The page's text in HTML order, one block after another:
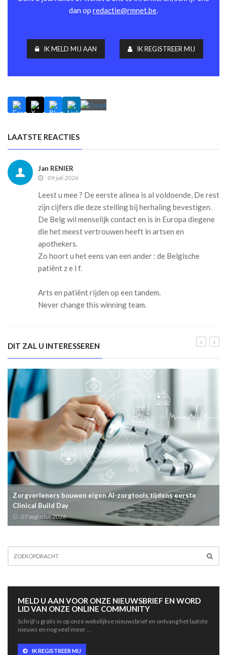
dan op redactie@rmnet.be.
IK MELD MIJ AAN IK REGISTREER MIJ
LAATSTE REACTIES
Jan RENIER
09 juli 2026
Leest u mee ? De eerste alinea is al voldoende, De rest
zijn cijfers die deze stelling bij herhaling bevestigen.
De Belg wil menselijk contact en is in Europa diegene
die het meest vertrouwen heeft in artsen en
apothekers.
Zo hoort u het eens van een ander : de Belgische
patiënt z e l f.
Arts en patiënt rijden op een tandem.
Never change this winning team.
DIT ZAL U INTERESSEREN
Zorgverleners bouwen eigen AI-zorgtools tijdens eerste
Clinical Build Day
07 augustus 2026
MELD U AAN VOOR ONZE NIEUWSBRIEF EN WORD
LID VAN ONZE ONLINE COMMUNITY
Schrijf u gratis in op onze wekelijkse nieuwsbrief en ontvang het laatste
nieuws en nog veel meer ...
IK REGISTREER MIJ